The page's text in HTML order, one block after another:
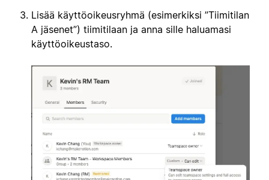
Lisää käyttöoikeusryhmä (esimerkiksi ”Tiimitilan
A jäsenet”) tiimitilaan ja anna sille haluamasi
käyttöoikeustaso.